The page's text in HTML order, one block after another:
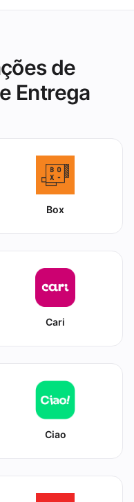
de
Entrega
Box
Cari
Ciao